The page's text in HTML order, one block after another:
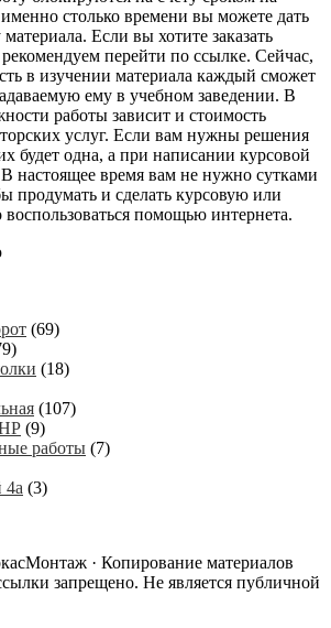
столько времени вы можете дать
Если вы хотите заказать
перейти по ссылке. Сейчас,
в изучении материала каждый сможет
ему в учебном заведении. В
работы зависит и стоимость
услуг. Если вам нужны решения
будет одна, а при написании курсовой
настоящее время вам не нужно сутками
продумать и сделать курсовую или
помощью интернета.
(69)
(18)
(107)
(9)
работы (7)
4а (3)
· Копирование материалов
запрещено. Не является публичной